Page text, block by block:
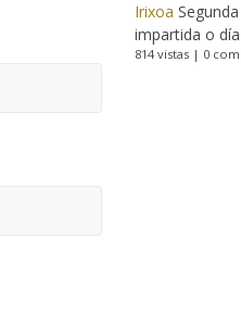
Irixoa
impartida o día
814 vistas | 0